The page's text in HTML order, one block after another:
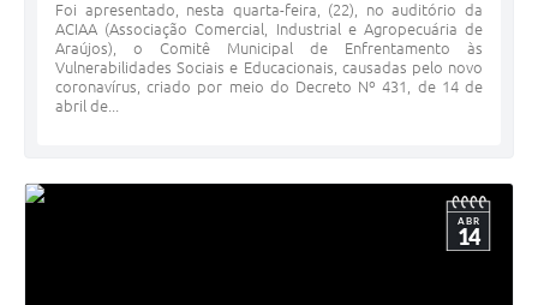
Foi apresentado, nesta quarta-feira, (22), no auditório da
ACIAA (Associação Comercial, Industrial e Agropecuária de
Araújos), o Comitê Municipal de Enfrentamento às
Vulnerabilidades Sociais e Educacionais, causadas pelo novo
coronavírus, criado por meio do Decreto Nº 431, de 14 de
abril de...
ABR
14